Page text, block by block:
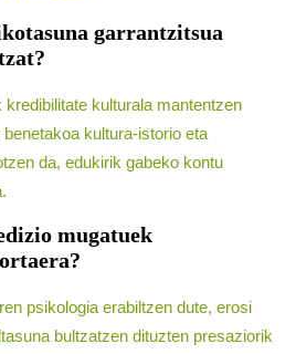
garrantzitsua
kulturala mantentzen
kultura-istorio eta
da, edukirik gabeko kontu
mugatuek
psikologia erabiltzen dute, erosi
bultzatzen dituzten presaziorik